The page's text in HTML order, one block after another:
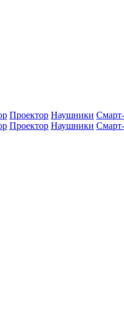
Проектор Наушники
Проектор Наушники